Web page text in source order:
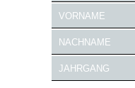
VORNAME
NACHNAME
JAHRGANG